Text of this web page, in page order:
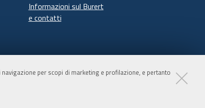
per scopi di marketing e profilazione, e pertanto
Informazioni sul Burert
e contatti